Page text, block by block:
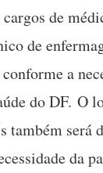
de
de
a
do DF. O
também será
da